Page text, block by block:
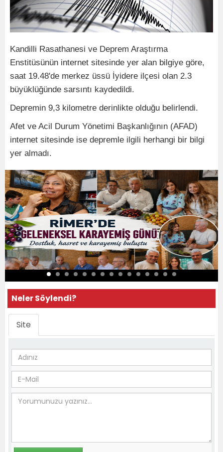
Kandilli Rasathanesi ve Deprem Araştırma
Enstitüsünün internet sitesinde yer alan bilgiye göre,
saat 19.48'de merkez üssü İyidere ilçesi olan 2.3
büyüklüğünde sarsıntı kaydedildi.
Depremin 9,3 kilometre derinlikte olduğu belirlendi.
Afet ve Acil Durum Yönetimi Başkanlığının (AFAD)
internet sitesinde ise depremle ilgili herhangi bir bilgi
yer almadı.
Neler Söylendi?
Site